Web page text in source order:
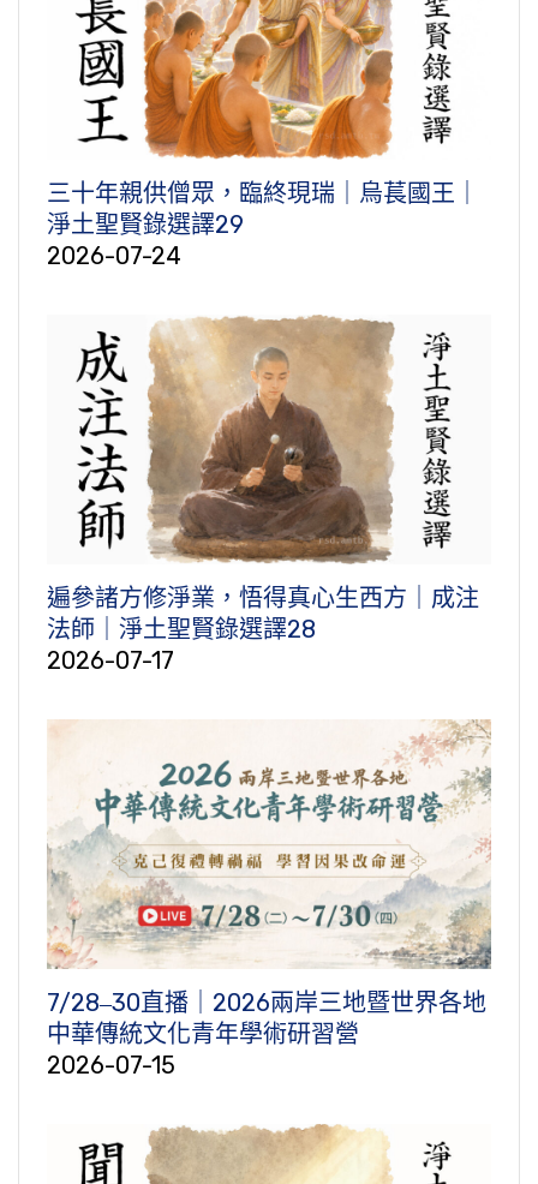
三十年親供僧眾，臨終現瑞｜烏萇國王｜
淨土聖賢錄選譯29
2026-07-24
遍參諸方修淨業，悟得真心生西方｜成注
法師｜淨土聖賢錄選譯28
2026-07-17
7/28‒30直播｜2026兩岸三地暨世界各地
中華傳統文化青年學術研習營
2026-07-15